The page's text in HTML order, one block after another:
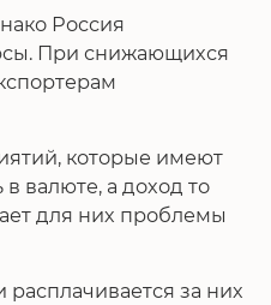
Россия
При снижающихся
которые имеют
валюте, а доход то
для них проблемы
за них